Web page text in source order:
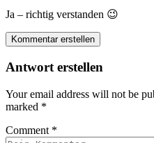
Ja – richtig verstanden 😉
Kommentar erstellen
Antwort erstellen
Your email address will not be
marked *
Comment *